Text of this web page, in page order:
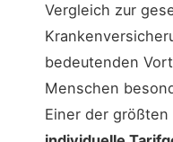
Vergleich zur
bedeutenden
Menschen
Einer der